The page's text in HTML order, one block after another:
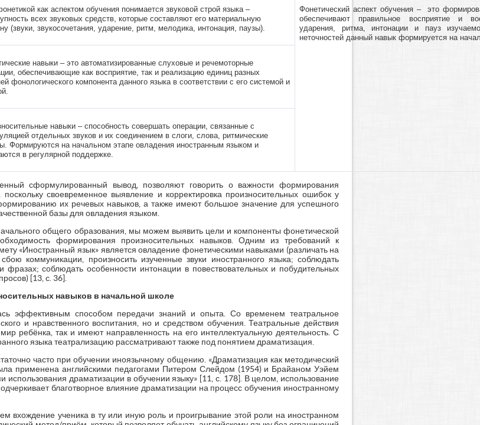
как аспектом обучения понимается звуковой строй языка –
всех звуковых средств, которые составляют его материальную
(звуки, звукосочетания, ударение, ритм, мелодика, интонация, паузы).
Фонетический аспект обучения – это
обеспечивают правильное восприятие и
ударения, ритма, интонации и пауз
неточностей данный навык формируется на
навыки – это автоматизированные слуховые и речемоторные
обеспечивающие как восприятие, так и реализацию единиц разных
фонологического компонента данного языка в соответствии с его системой и
навыки – способность совершать операции, связанные с
отдельных звуков и их соединением в слоги, слова, ритмические
Формируются на начальном этапе овладения иностранным языком и
в регулярной поддержке.
сформулированный вывод, позволяют говорить о важности формирования
своевременное выявление и корректировка произносительных ошибок у
их речевых навыков, а также имеют большое значение для успешного
базы для овладения языком.
общего образования, мы можем выявить цели и компоненты фонетической
формирования произносительных навыков. Одним из требований к
«Иностранный язык» является овладение фонетическими навыками (различать на
коммуникации, произносить изученные звуки иностранного языка; соблюдать
фразах; соблюдать особенности интонации в повествовательных и побудительных
[13, с. 36].
навыков в начальной школе
эффективным способом передачи знаний и опыта. Со временем театральное
и нравственного воспитания, но и средством обучения. Театральные действия
ребёнка, так и имеют направленность на его интеллектуальную деятельность. С
языка театрализацию рассматривают также под понятием драматизация.
часто при обучении иноязычному общению. «Драматизация как методический
применена английскими педагогами Питером Слейдом (1954) и Брайаном Уэйем
использования драматизации в обучении языку» [11, с. 178]. В целом, использование
благотворное влияние драматизации на процесс обучения иностранному
вхождение ученика в ту или иную роль и проигрывание этой роли на иностранном